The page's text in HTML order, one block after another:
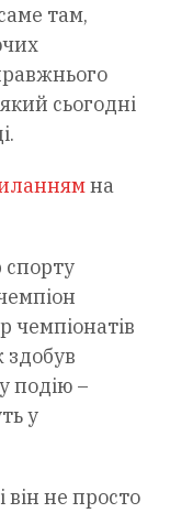
там,
сьогодні
на
спорту
чемпіонатів
здобув
подію –
у
він не просто